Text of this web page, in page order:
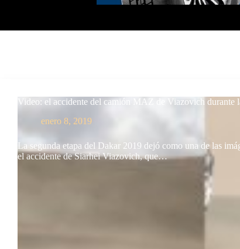
Video: el accidente del camión MAZ de Viazovich durante
enero 8, 2019
La segunda etapa del Dakar 2019 dejó como una de las
el accidente de Siarhei Viazovich, que…